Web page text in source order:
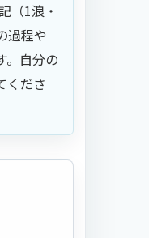
（1浪・
過程や
。自分の
くださ